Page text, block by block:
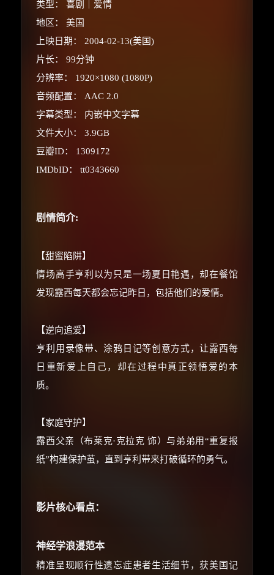
类型： 喜剧｜爱情
地区： 美国
上映日期： 2004-02-13(美国)
片长： 99分钟
分辨率： 1920×1080 (1080P)
音频配置： AAC 2.0
字幕类型： 内嵌中文字幕
文件大小： 3.9GB
豆瓣ID： 1309172
IMDbID： tt0343660
剧情简介:
【甜蜜陷阱】
情场高手亨利以为只是一场夏日艳遇，却在餐馆
发现露西每天都会忘记昨日，包括他们的爱情。
【逆向追爱】
亨利用录像带、涂鸦日记等创意方式，让露西每
日重新爱上自己，却在过程中真正领悟爱的本
质。
【家庭守护】
露西父亲（布莱克·克拉克 饰）与弟弟用“重复报
纸”构建保护茧，直到亨利带来打破循环的勇气。
影片核心看点：
神经学浪漫范本
精准呈现顺行性遗忘症患者生活细节，获美国记
🧧 福利领取站
你需要的各种会员，都可低价购买！
还有支付宝现金红包、外卖红包、
优惠券、活动红包，每日可领。
☕ 海外大侠？通过 Ko-fi 赐茶